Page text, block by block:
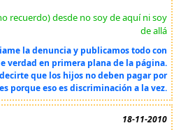
recuerdo) desde no soy de aquí ni soy
de allá
la denuncia y publicamos todo con
verdad en primera plana de la página.
que los hijos no deben pagar por
porque eso es discriminación a la vez.
18-11-2010